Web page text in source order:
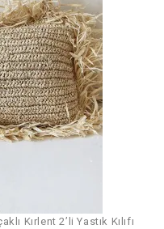
Kırlent 2’li Yastık Kılıfı